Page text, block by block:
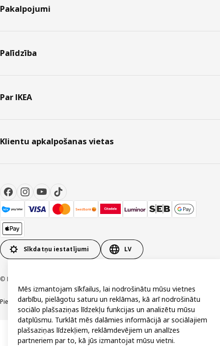
Pakalpojumi
Palīdzība
Par IKEA
Klientu apkalpošanas vietas
Sīkdatņu iestatījumi LV
© Inter IKEA Systems B.V. 1999-2026
PiekļūstamībaVispārīgi noteikumiPrivātuma un sīkdatņu politikaKontakti
Mēs izmantojam sīkfailus, lai nodrošinātu mūsu vietnes
darbību, pielāgotu saturu un reklāmas, kā arī nodrošinātu
sociālo plašsaziņas līdzekļu funkcijas un analizētu mūsu
datplūsmu. Turklāt mēs dalāmies informācijā ar sociālajiem
plašsaziņas līdzekļiem, reklāmdevējiem un analīzes
partneriem par to, kā jūs izmantojat mūsu vietni.